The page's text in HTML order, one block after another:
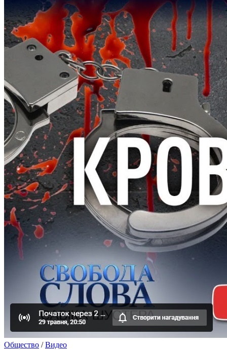
Общество /Видео